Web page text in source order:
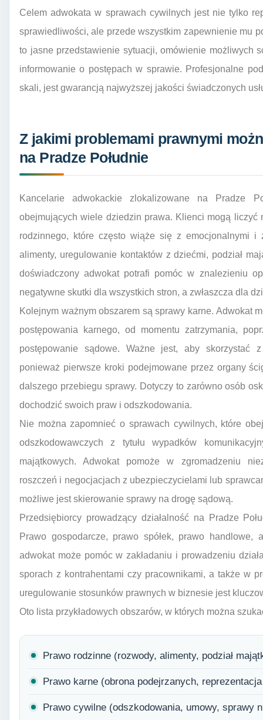
Celem adwokata w sprawach cywilnych jest nie tylko
sprawiedliwości, ale przede wszystkim zapewnienie mu
to jasne przedstawienie sytuacji, omówienie możliwych
informowanie o postępach w sprawie. Profesjonalne
skali, jest gwarancją najwyższej jakości świadczonych
Z jakimi problemami prawnymi
na Pradze Południe
Kancelarie adwokackie zlokalizowane na Pradze
obejmujących wiele dziedzin prawa. Klienci mogą liczyć
rodzinnego, które często wiąże się z emocjonalnymi i
alimenty, uregulowanie kontaktów z dziećmi, podział
doświadczony adwokat potrafi pomóc w znalezieniu
negatywne skutki dla wszystkich stron, a zwłaszcza dla
Kolejnym ważnym obszarem są sprawy karne. Adwokat
postępowania karnego, od momentu zatrzymania,
postępowanie sądowe. Ważne jest, aby skorzystać
ponieważ pierwsze kroki podejmowane przez organy
dalszego przebiegu sprawy. Dotyczy to zarówno osób
dochodzić swoich praw i odszkodowania.
Nie można zapomnieć o sprawach cywilnych, które
odszkodowawczych z tytułu wypadków
majątkowych. Adwokat pomoże w zgromadzeniu
roszczeń i negocjacjach z ubezpieczycielami lub
możliwe jest skierowanie sprawy na drogę sądową.
Przedsiębiorcy prowadzący działalność na Pradze
Prawo gospodarcze, prawo spółek, prawo
adwokat może pomóc w zakładaniu i prowadzeniu
sporach z kontrahentami czy pracownikami, a także w
uregulowanie stosunków prawnych w biznesie jest
Oto lista przykładowych obszarów, w których można
Prawo rodzinne (rozwody, alimenty, podział
Prawo karne (obrona podejrzanych,
Prawo cywilne (odszkodowania, umowy, sprawy